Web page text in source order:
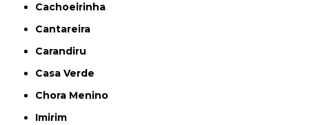
Cachoeirinha
Cantareira
Carandiru
Casa Verde
Chora Menino
Imirim